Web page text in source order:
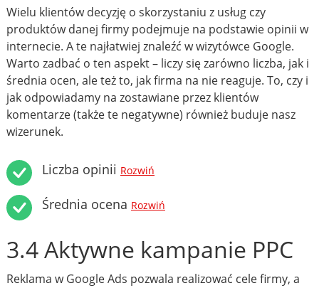
Wielu klientów decyzję o skorzystaniu z usług czy
produktów danej firmy podejmuje na podstawie opinii w
internecie. A te najłatwiej znaleźć w wizytówce Google.
Warto zadbać o ten aspekt – liczy się zarówno liczba, jak i
średnia ocen, ale też to, jak firma na nie reaguje. To, czy i
jak odpowiadamy na zostawiane przez klientów
komentarze (także te negatywne) również buduje nasz
wizerunek.
Liczba opinii Rozwiń
Średnia ocena Rozwiń
3.4 Aktywne kampanie PPC
Reklama w Google Ads pozwala realizować cele firmy, a